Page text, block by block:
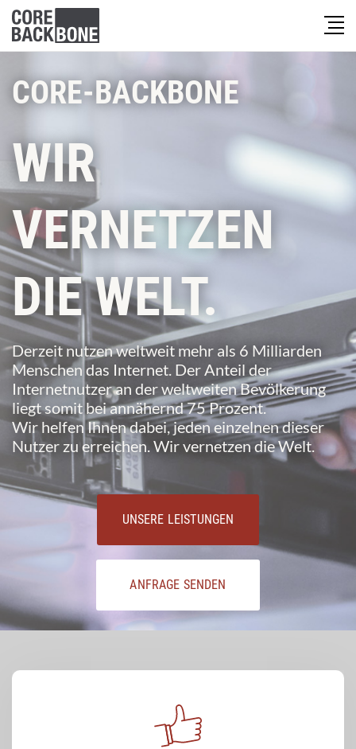
CORE-BACKBONE
WIR
VERNETZEN
DIE WELT.
Derzeit nutzen weltweit mehr als 6 Milliarden
Menschen das Internet. Der Anteil der
Internetnutzer an der weltweiten Bevölkerung
liegt somit bei annähernd 75 Prozent.
Wir helfen Ihnen dabei, jeden einzelnen dieser
Nutzer zu erreichen. Wir vernetzen die Welt.
UNSERE LEISTUNGEN
ANFRAGE SENDEN